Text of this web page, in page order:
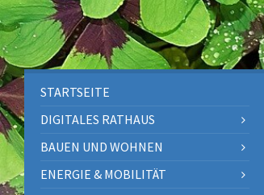
STARTSEITE
DIGITALES RATHAUS
BAUEN UND WOHNEN
ENERGIE & MOBILITÄT